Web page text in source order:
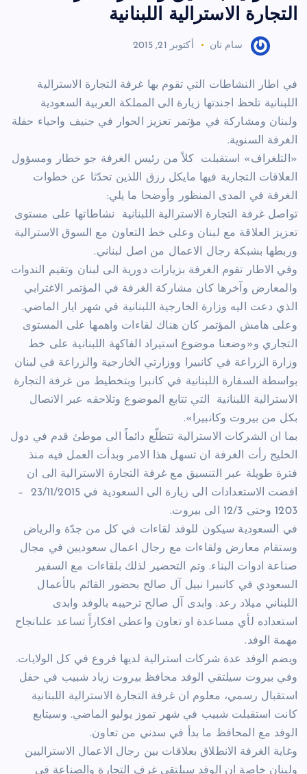
التجارة الاسترالية اللبنانية
سام نان أكتوبر 21, 2015
في اطار النشاطات التي تقوم بها غرفة التجارة الاسترالية
اللبنانية تلحظ اجندتها زيارة الى المملكة العربية السعودية
ولبنان ومشاركة في مؤتمر تعزيز الحوار في جنيف واحياء حفلة
الغرفة السنوية.
«التلغراف» استقبلت كلاً من رئيس الغرفة جو خطار ومسؤول
العلاقات التجارية فيها مايكل رزق اللذين تحدّثا عن خطوات
الغرفة في المدى المنظور وأوضحا ما يلي:
تواصل غرفة التجارة الاسترالية اللبنانية نشاطاتها على مستوى
تعزيز العلاقة مع لبنان وعلى خط التعاون مع السوق الاسترالية
وربطها بشبكة رجال الاعمال من اصل لبناني.
وفي الاطار تقوم الغرفة بزيارات دورية الى لبنان وتقيم الندوات
والمعارض وآخرها كان مشاركة الغرفة في المؤتمر الاغترابي
الذي دعت اليه وزارة الخارجية اللبنانية في شهر ايار الماضي.
وعلى هامش المؤتمر كان هناك لقاءات واهمها على المستوى
التجاري و«وضعنا موضوع استيراد الفاكهة اللبنانية على خط
وزارة الزراعة في كانبيرا ووزارتي الخارجية والزراعة في لبنان
بواسطة السفارة اللبنانية في كانبرا وبتخطيط من غرفة التجارة
الاسترالية اللبنانية التي تتابع الموضوع وتلاحقه عبر الاتصال
بكل من بيروت وكانبيرا».
بما ان الشركات الاسترالية تتطلّع دائماً الى موطئ قدم في دول
الخليج رأت الغرفة ان تسهل هذا الامر وبدأت العمل فيه منذ
فترة طويلة عبر التنسيق مع غرفة التجارة الاسترالية الى ان
افضت الاستعدادات الى زيارة الى السعودية في 23/11/2015 –
1203 وحتى 12/3 الى بيروت.
في السعودية سيكون للوفد لقاءات في كل من جدّة والرياض
وستقام معارض ولقاءات مع رجال اعمال سعوديين في مجال
صناعة ادوات البناء. وتم التحضير لذلك بلقاءات مع السفير
السعودي في كانبيرا نبيل آل صالح بحضور القائم بالأعمال
اللبناني ميلاد رعد. وابدى آل صالح ترحيبه بالوفد وابدى
استعداده لأي مساعدة او تعاون واعطى افكاراً تساعد علىانجاح
مهمة الوفد.
ويضم الوفد عدة شركات استرالية لديها فروع في كل الولايات.
وفي بيروت سيلتقي الوفد محافظ بيروت زياد شبيب في حفل
استقبال رسمي، معلوم ان غرفة التجارة الاسترالية اللبنانية
كانت استقبلت شبيب في شهر تموز يوليو الماضي. وسيتابع
الوفد مع المحافظ ما بدأ في سدني من تعاون.
وغاية الغرفة الانطلاق بعلاقات بين رجال الاعمال الاستراليين
ولبنان خاصة ان الوفد سيلتقي غرف التجارة والصناعة في